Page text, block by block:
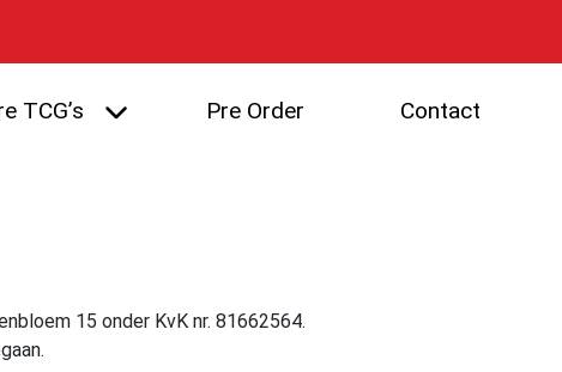
TCG’s Pre Order Contact
15 onder KvK nr. 81662564.